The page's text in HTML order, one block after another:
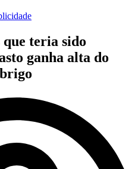
que teria sido
ganha alta do